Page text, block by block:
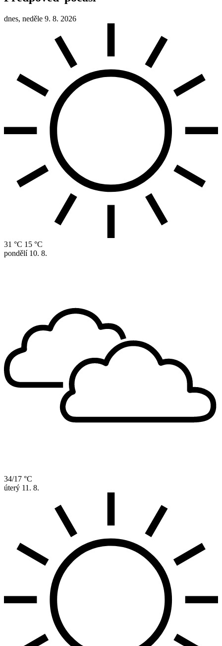
dnes, neděle 9. 8. 2026
31 °C 15 °C
pondělí 10. 8.
34/17 °C
úterý 11. 8.